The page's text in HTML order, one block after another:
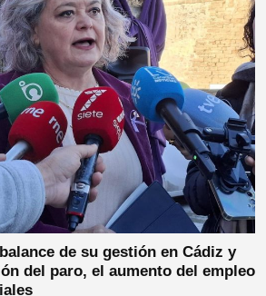
de su gestión en Cádiz y
del paro, el aumento del empleo